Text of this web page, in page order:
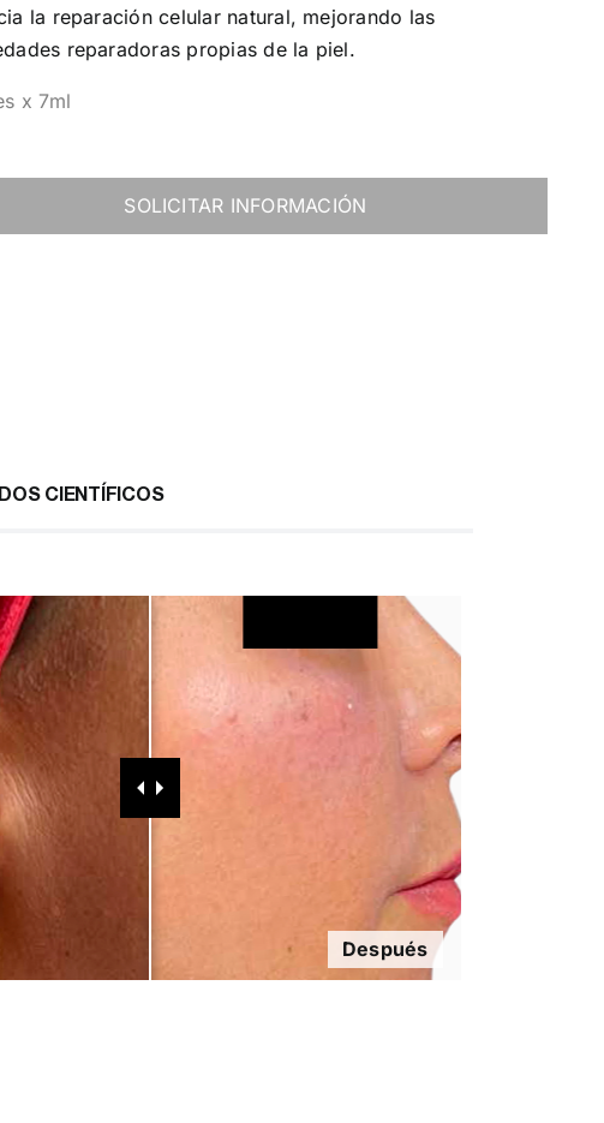
la reparación celular natural, mejorando las
reparadoras propias de la piel.
x 7ml
SOLICITAR INFORMACIÓN
CIENTÍFICOS
Después